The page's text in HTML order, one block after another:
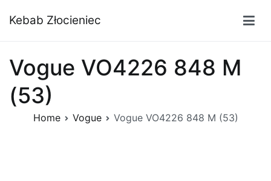
doKebab Złocieniec
Vogue VO4226 848 M
(53)
Home Vogue Vogue VO4226 848 M (53)